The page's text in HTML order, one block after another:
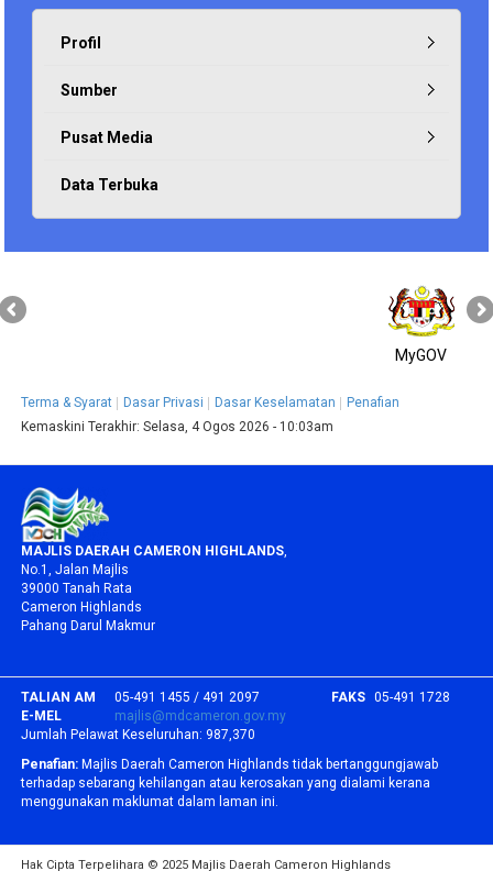
Profil
Sumber
Pusat Media
Data Terbuka
MyGOV
Terma & Syarat Dasar Privasi Dasar Keselamatan
Penafian
Kemaskini Terakhir:Selasa, 4 Ogos 2026 - 10:03am
MAJLIS DAERAH CAMERON HIGHLANDS
No.1, Jalan Majlis
39000 Tanah Rata
Cameron Highlands
Pahang Darul Makmur
TALIAN AM 05-491 1455 / 491 2097 FAKS
05-491 1728
E-MEL
majlis@mdcameron.gov.my
Jumlah Pelawat Keseluruhan: 987,370
Penafian: Majlis Daerah Cameron Highlands tidak bertanggungjawab
terhadap sebarang kehilangan atau kerosakan yang dialami kerana
menggunakan maklumat dalam laman ini.
Hak Cipta Terpelihara © 2025 Majlis Daerah Cameron Highlands